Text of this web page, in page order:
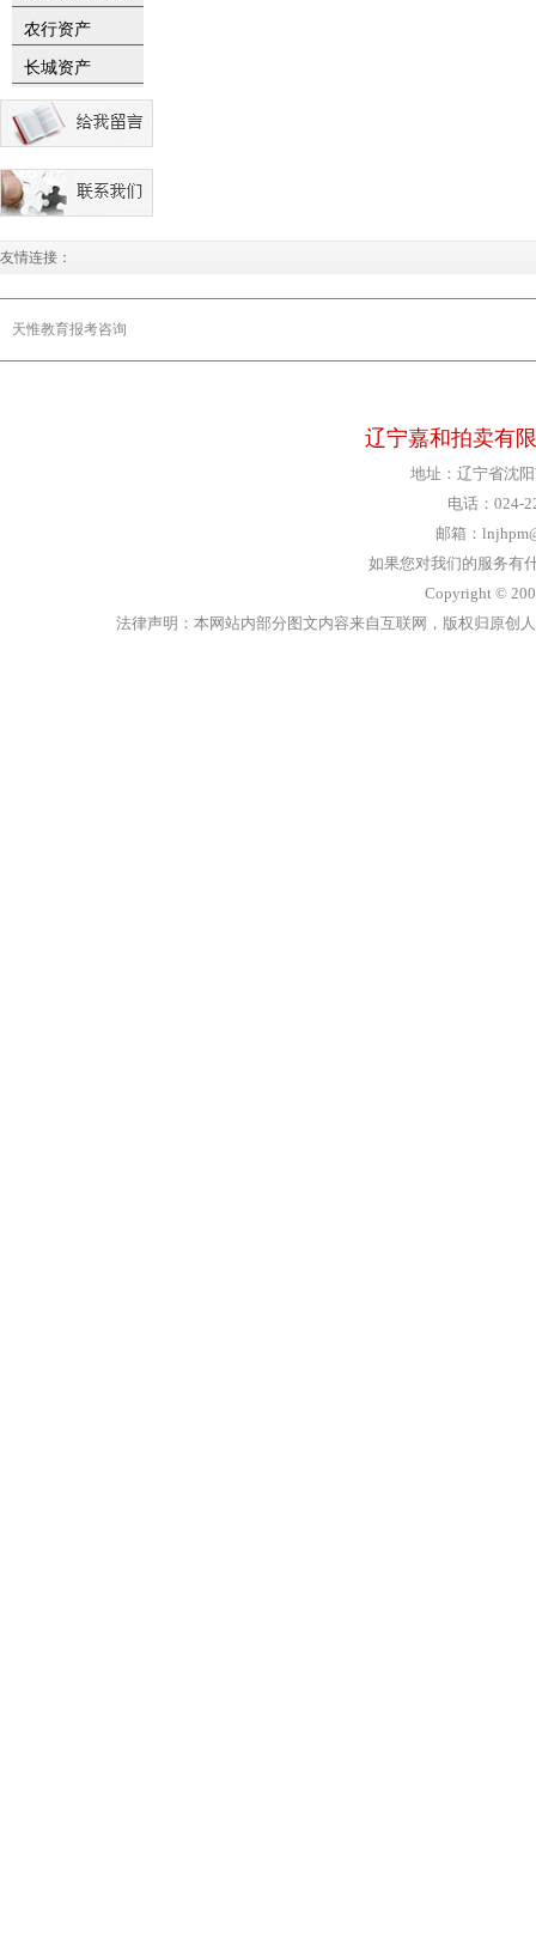
农行资产
长城资产
友情连接：
天惟教育报考咨询
辽宁嘉和拍卖有
地址：辽宁省沈
电话：024-
邮箱：
如果您对我们的服务有
Copyright ©
法律声明：本网站内部分图文内容来自互联网，版权归原创